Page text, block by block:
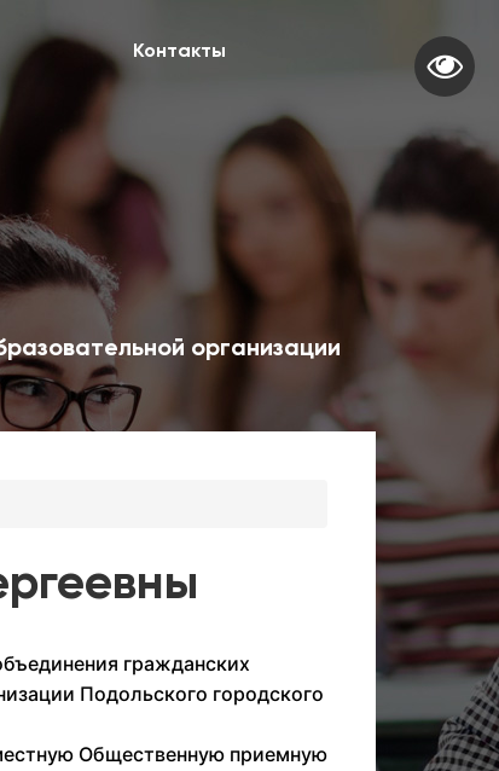
Контакты
организации
гражданских
Подольского городского
Общественную приемную